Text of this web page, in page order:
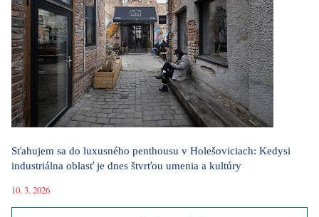
Sťahujem sa do luxusného penthousu v Holešoviciach: Kedysi
industriálna oblasť je dnes štvrťou umenia a kultúry
10. 3. 2026